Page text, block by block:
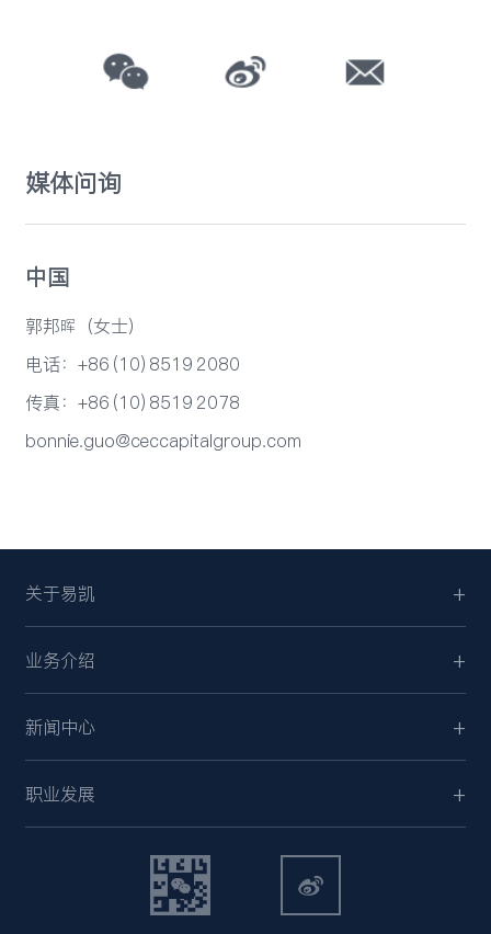
媒体问询
中国
郭邦晖（女士）
电话：+86 (10) 8519 2080
传真：+86 (10) 8519 2078
bonnie.guo@ceccapitalgroup.com
关于易凯
业务介绍
新闻中心
职业发展